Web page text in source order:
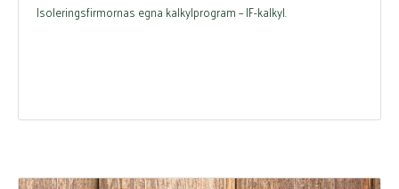
Isoleringsfirmornas egna kalkylprogram – IF-kalkyl.